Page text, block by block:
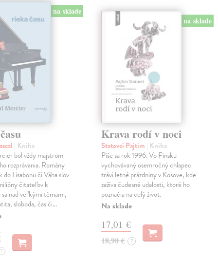
na sklade
| Kniha
bol vždy majstrom
rozprávania. Romány
Lisabonu či Váha slov
čitateľov k
sa nad veľkými témami,
sloboda, čas či…
?
na sklade
Krava rodí v noci
Statovci Pajtim | Kniha
Píše sa rok 1996. Vo Fínsku
vychovávaný osemročný chlapec
trávi letné prázdniny v Kosove, kde
zažíva čudesné udalosti, ktoré ho
poznačia na celý život.
Na sklade
17,01 €
18,90 € ?